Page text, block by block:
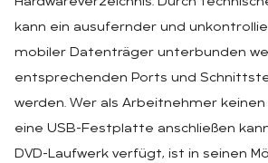
kann ein ausufernder und
mobiler Datenträger unterbunden
entsprechenden Ports und
werden. Wer als Arbeitnehmer
eine USB-Festplatte anschließen
DVD-Laufwerk verfügt, ist in seinen